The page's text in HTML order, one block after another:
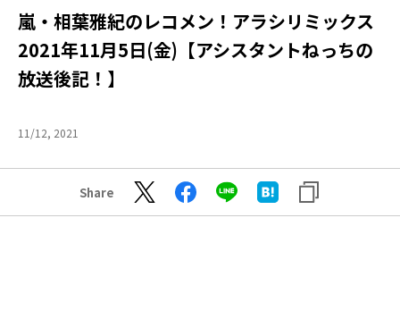
嵐・相葉雅紀のレコメン！アラシリミックス
2021年11月5日(金)【アシスタントねっちの
放送後記！】
11/12, 2021
Share